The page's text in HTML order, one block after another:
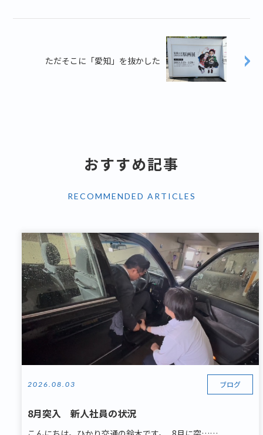
ただそこに「愛知」を抜かした
おすすめ記事
RECOMMENDED ARTICLES
2026.08.03 ブログ
8月突入 新人社員の状況